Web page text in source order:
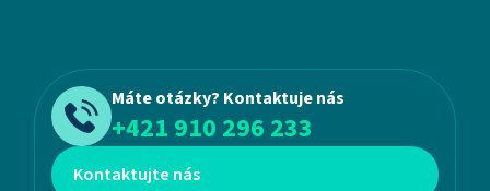
Máte otázky? Kontaktuje nás
+421 910 296 233
Kontaktujte nás